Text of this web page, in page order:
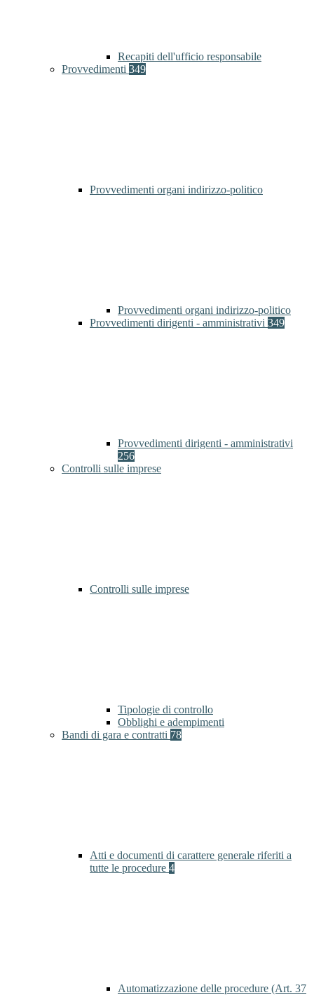
Recapiti dell'ufficio responsabile
Provvedimenti 349
Provvedimenti organi indirizzo-politico
Provvedimenti organi indirizzo-politico
Provvedimenti dirigenti - amministrativi 349
Provvedimenti dirigenti - amministrativi
256
Controlli sulle imprese
Controlli sulle imprese
Tipologie di controllo
Obblighi e adempimenti
Bandi di gara e contratti 78
Atti e documenti di carattere generale riferiti a
tutte le procedure 4
Automatizzazione delle procedure (Art. 37